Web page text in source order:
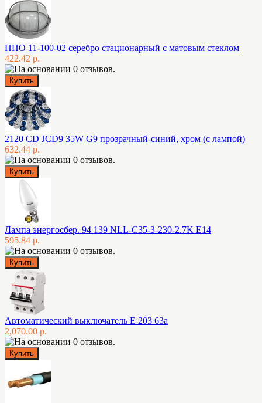
НПО 11-100-02 серебро стационарный с матовым стеклом
422.42 р.
2120 CD JCD9 35W G9 прозрачный-синий, хром (с лампой)
632.44 р.
Лампа энергосбер. 94 139 NLL-C35-3-230-2.7K E14
595.84 р.
Автоматический выключатель E 203 63а
2,070.00 р.